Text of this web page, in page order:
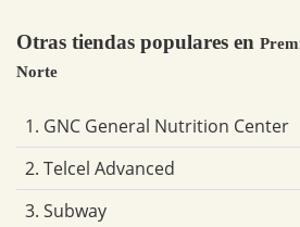
Otras tiendas populares en
Norte
1. GNC General Nutrition Center
2. Telcel Advanced
3. Subway